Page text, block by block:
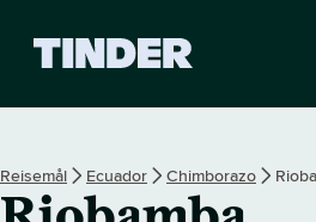
r
s
Reisemål Ecuador Chimborazo